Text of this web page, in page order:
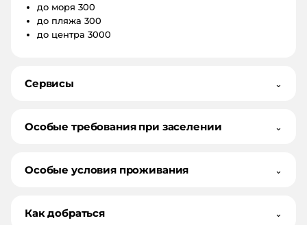
до моря 300
до пляжа 300
до центра 3000
Сервисы ⌄
Особые требования при заселении ⌄
Особые условия проживания ⌄
Как добраться ⌄